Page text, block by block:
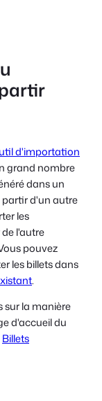
Italian
Czech
Greek
d'importation
grand nombre
dans un
partir d'un autre
les
l'autre
pouvez
les billets dans
.
sur la manière
d'accueil du
Billets